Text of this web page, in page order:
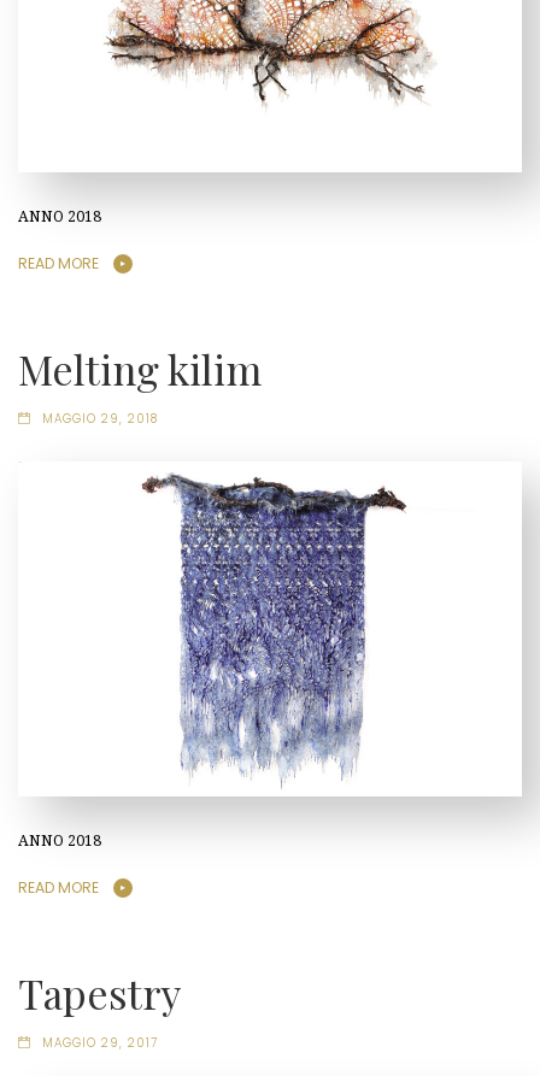
ANNO 2018
READ MORE
Melting kilim
MAGGIO 29, 2018
ANNO 2018
READ MORE
Tapestry
MAGGIO 29, 2017